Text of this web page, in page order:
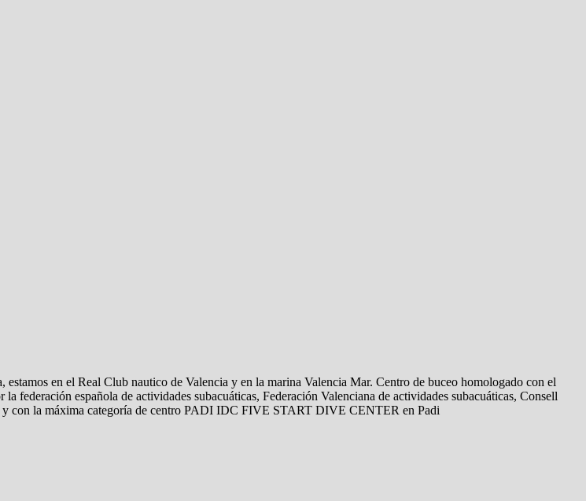
en el Real Club nautico de Valencia y en la marina Valencia Mar. Centro de buceo homologado con el
española de actividades subacuáticas, Federación Valenciana de actividades subacuáticas, Consell
y con la máxima categoría de centro PADI IDC FIVE START DIVE CENTER en Padi